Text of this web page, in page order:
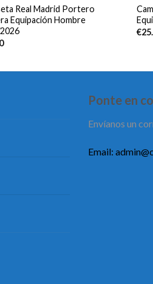
Real Madrid Portero
Equipación Hombre
€
Ponte en
Envíanos un
Email: